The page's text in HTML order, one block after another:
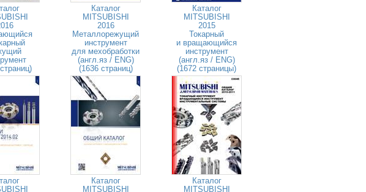
Каталог
MITSUBISHI
2016
Металлорежущий
инструмент
для мехобработки
(англ.яз / ENG)
(1636 страниц)
Каталог
MITSUBISHI
2015
Токарный
и вращающийся
инструмент
(англ.яз / ENG)
(1672 страницы)
Каталог
MITSUBISHI
Каталог
MITSUBISHI